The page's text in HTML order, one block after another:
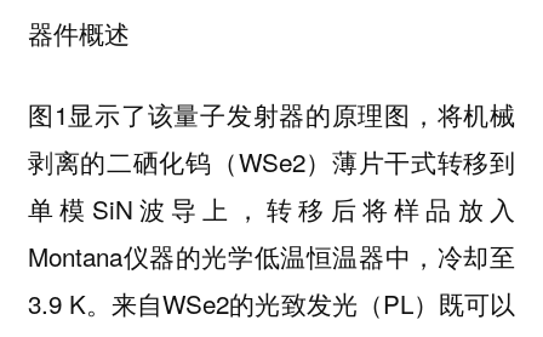
器件概述
图1显示了该量子发射器的原理图，将机械
剥离的二硒化钨（WSe2）薄片干式转移到
单模SiN波导上，转移后将样品放入
Montana仪器的光学低温恒温器中，冷却至
3.9 K。来自WSe2的光致发光（PL）既可以